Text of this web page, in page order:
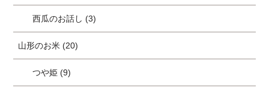
西瓜のお話し (3)
山形のお米 (20)
つや姫 (9)